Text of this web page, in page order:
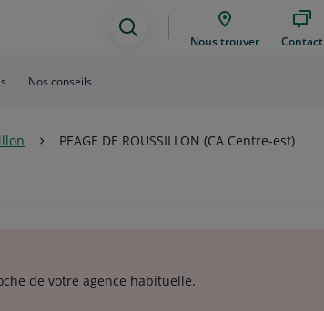
Assistance
Nous trouver Contact
Nos conseils
PEAGE DE ROUSSILLON (CA Centre-est)
de votre agence habituelle.